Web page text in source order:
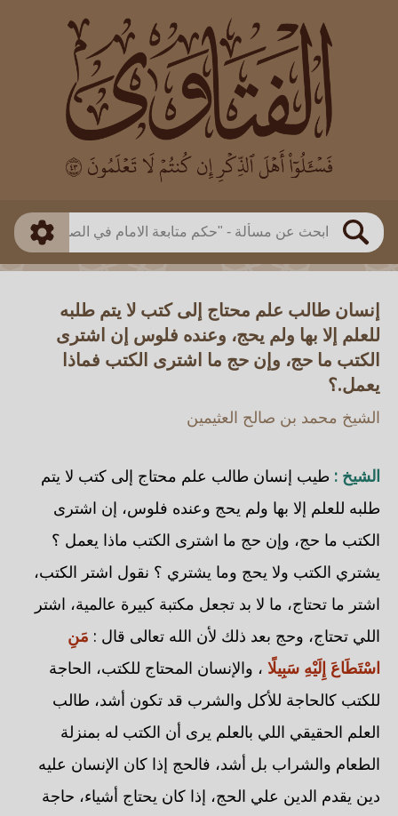
بحث
العالم
بن باز
بن العثيمين
اللجنة الدائمة
طريقة البحث
ذكي
إنسان طالب علم محتاج إلى كتب لا يتم طلبه
للعلم إلا بها ولم يحج، وعنده فلوس إن اشترى
الكتب ما حج، وإن حج ما اشترى الكتب فماذا
يعمل.؟
الشيخ محمد بن صالح العثيمين
الشيخ : طيب إنسان طالب علم محتاج إلى كتب لا يتم
طلبه للعلم إلا بها ولم يحج وعنده فلوس، إن اشترى
الكتب ما حج، وإن حج ما اشترى الكتب ماذا يعمل ؟
يشتري الكتب ولا يحج وما يشتري ؟ نقول اشتر الكتب،
اشتر ما تحتاج، ما لا بد تجعل مكتبة كبيرة عالمية، اشتر
اللي تحتاج، وحج بعد ذلك لأن الله تعالى قال : مَنِ
اسْتَطَاعَ إِلَيْهِ سَبِيلًا ، والإنسان المحتاج للكتب، الحاجة
للكتب كالحاجة للأكل والشرب قد تكون أشد، طالب
العلم الحقيقي اللي بالعلم يرى أن الكتب له بمنزلة
الطعام والشراب بل أشد، فالحج إذا كان الإنسان عليه
دين يقدم الدين علي الحج، إذا كان يحتاج أشياء، حاجة